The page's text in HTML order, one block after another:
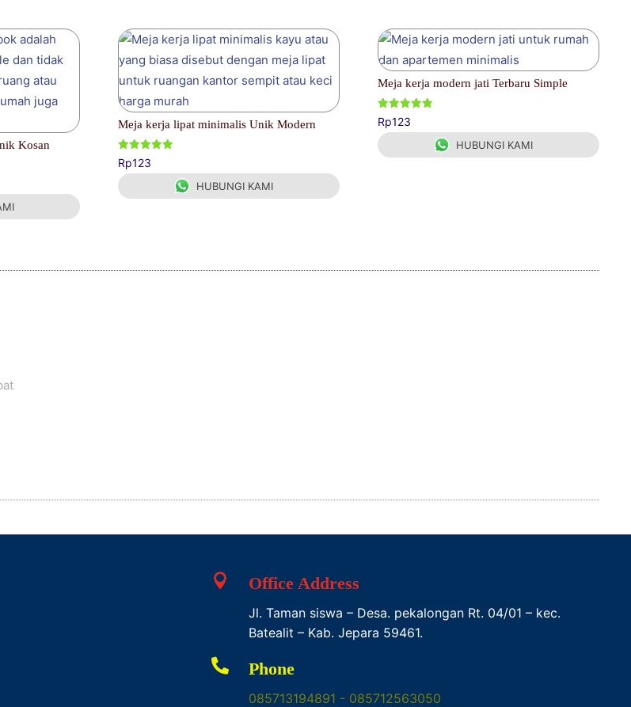
Kosan
Meja kerja lipat minimalis Unik Modern
Dinilai
5.00
dari 5
Rp123
HUBUNGI KAMI
Meja kerja modern jati Terbaru Simple
Dinilai
5.00
dari 5
Rp123
HUBUNGI KAMI
 Office Address
Jl. Taman siswa – Desa. pekalongan Rt. 04/01 – kec.
Batealit – Kab. Jepara 59461.
 Phone
085713194891 - 085712563050